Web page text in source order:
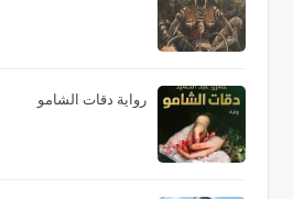
رواية دقات الشامو